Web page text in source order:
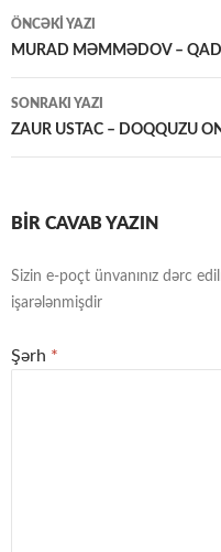
Yazılar
üzrə
naviqasiya
ÖNCƏKI YAZI
MURAD MƏMMƏDOV –
SONRAKI YAZI
ZAUR USTAC – DOQQUZU
BIR CAVAB YAZIN
Sizin e-poçt ünvanınız dərc
işarələnmişdir
Şərh *